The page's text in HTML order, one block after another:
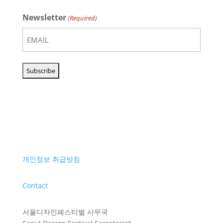
Newsletter(Required)
개인정보 취급방침
Contact
서울디자인페스티벌 사무국